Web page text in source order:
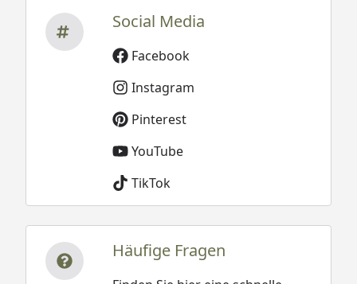
Social Media
Facebook
Instagram
Pinterest
YouTube
TikTok
Häufige Fragen